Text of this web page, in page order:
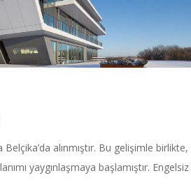
alınmıştır. Bu gelişimle birlikte,
yaygınlaşmaya başlamıştır. Engelsiz